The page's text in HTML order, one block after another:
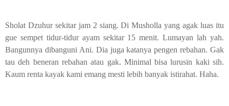
Sholat Dzuhur sekitar jam 2 siang. Di Musholla yang agak luas itu
gue sempet tidur-tidur ayam sekitar 15 menit. Lumayan lah yah.
Bangunnya dibanguni Ani. Dia juga katanya pengen rebahan. Gak
tau deh beneran rebahan atau gak. Minimal bisa lurusin kaki sih.
Kaum renta kayak kami emang mesti lebih banyak istirahat. Haha.